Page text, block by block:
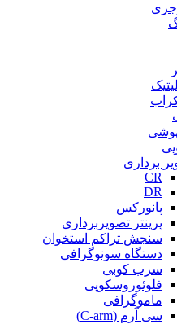
برداری
CR
DR
پانورکس
پرینتر تصویربرداری
سنجش تراکم استخوان
دستگاه سونوگرافی
سرب کوبی
فلوئوروسکوپی
ماموگرافی
سی آرم (C-arm)